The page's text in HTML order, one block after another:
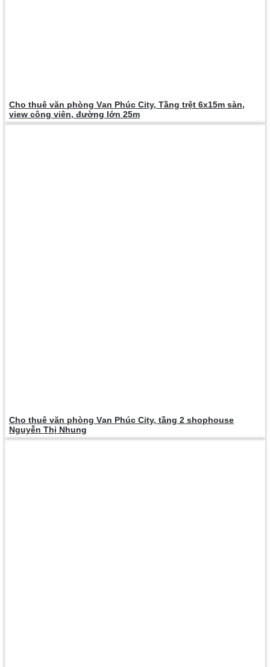
Cho thuê văn phòng Vạn Phúc City, Tầng trệt 6x15m sàn,
view công viên, đường lớn 25m
Cho thuê văn phòng Vạn Phúc City, tầng 2 shophouse
Nguyễn Thị Nhung